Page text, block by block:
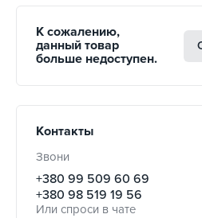
К сожалению,
данный товар
больше недоступен.
Контакты
Звони
+380 99 509 60 69
+380 98 519 19 56
Или спроси в чате